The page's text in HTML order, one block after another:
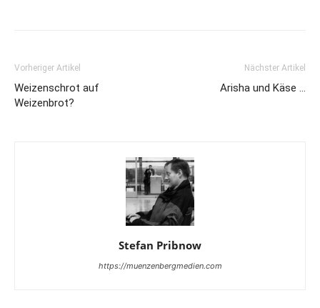
Vorheriger Artikel
Weizenschrot auf
Weizenbrot?
Nächster Artikel
Arisha und Käse …
Stefan Pribnow
https://muenzenbergmedien.com